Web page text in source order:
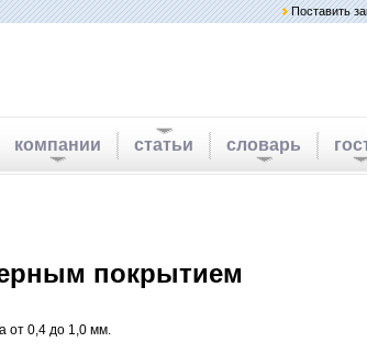
Поставить
компании статьи словарь
покрытием
от 0,4 до 1,0 мм.